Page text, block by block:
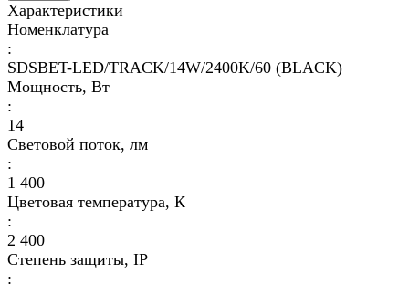
Характеристики
Номенклатура
:
SDSBET-LED/TRACK/14W/2400K/60 (BLACK)
Мощность, Вт
:
14
Световой поток, лм
:
1 400
Цветовая температура, К
:
2 400
Степень защиты, IP
: